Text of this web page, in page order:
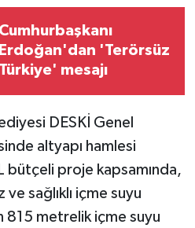
Cumhurbaşkanı
Erdoğan'dan 'Terörsüz
Türkiye' mesajı
DESKİ Genel
altyapı hamlesi
bütçeli proje kapsamında,
sağlıklı içme suyu
815 metrelik içme suyu